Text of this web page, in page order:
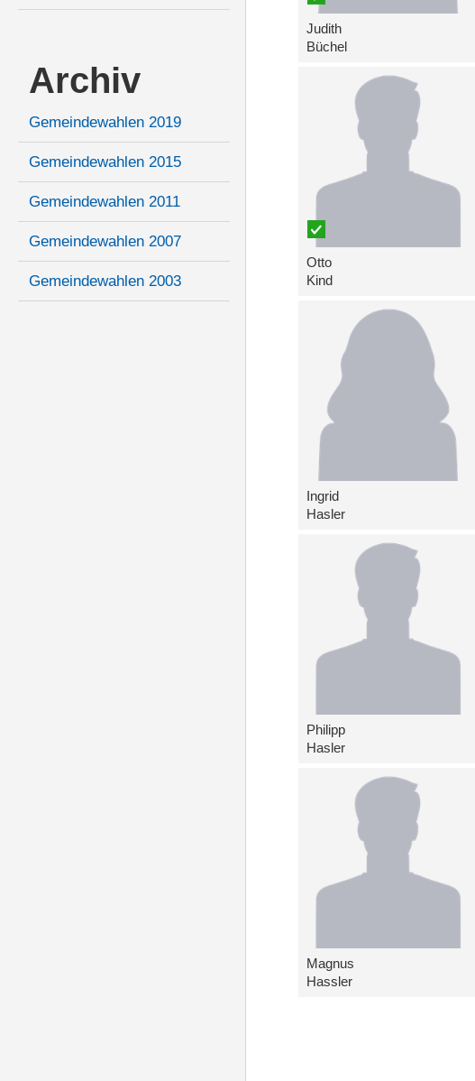
Archiv
Gemeindewahlen 2019
Gemeindewahlen 2015
Gemeindewahlen 2011
Gemeindewahlen 2007
Gemeindewahlen 2003
Judith
Büchel
Otto
Kind
Ingrid
Hasler
Philipp
Hasler
Magnus
Hassler